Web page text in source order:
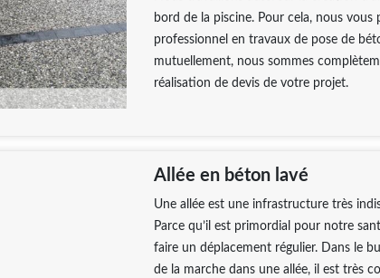
bord de la piscine. Pour cela, nous vous
professionnel en travaux de pose de
mutuellement, nous sommes
réalisation de devis de votre projet.
Allée en béton lavé
Une allée est une infrastructure très
Parce qu’il est primordial pour notre
faire un déplacement régulier. Dans le
de la marche dans une allée, il est très